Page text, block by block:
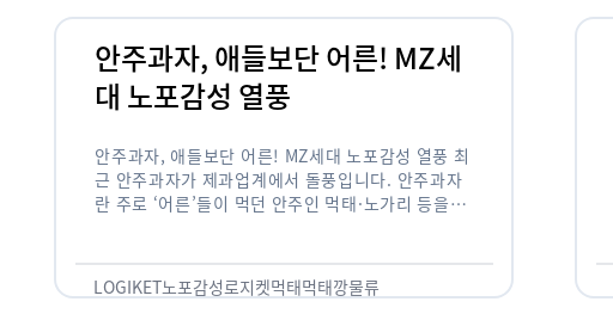
안주과자, 애들보단 어른! MZ세
대 노포감성 열풍
안주과자, 애들보단 어른! MZ세대 노포감성 열풍 최
근 안주과자가 제과업계에서 돌풍입니다. 안주과자
란 주로 ‘어른’들이 먹던 안주인 먹태·노가리 등을
LOGIKET노포감성로지켓먹태먹태깡물류